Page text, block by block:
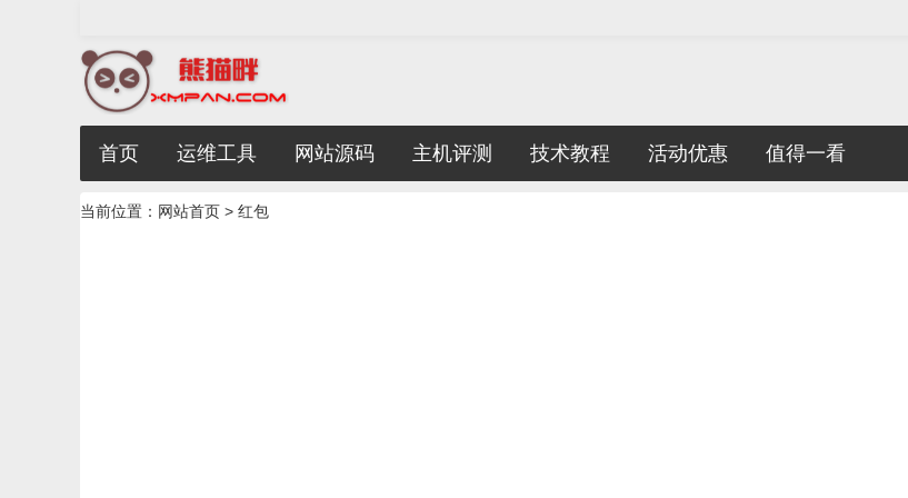
首页 运维工具 网站源码 主机评测 技术教程 活动优惠 值得一看
当前位置： 网站首页 > 红包